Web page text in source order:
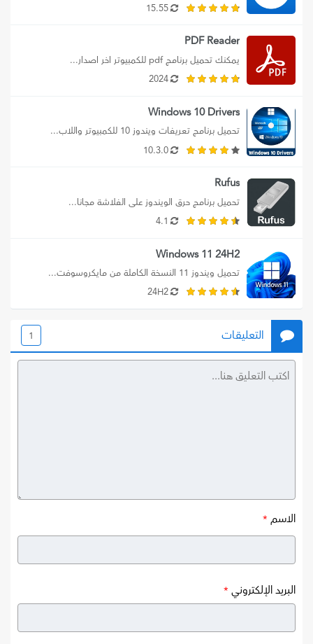
15.55
PDF Reader
يمكنك تحميل برنامج pdf للكمبيوتر اخر اصدار...
2024
Windows 10 Drivers
تحميل برنامج تعريفات ويندوز 10 للكمبيوتر واللاب...
10.3.0
Rufus
تحميل برنامج حرق الويندوز على الفلاشة مجانا...
4.1
Windows 11 24H2
تحميل ويندوز 11 النسخة الكاملة من مايكروسوفت...
24H2
التعليقات 1
الاسم *
البريد الإلكتروني *